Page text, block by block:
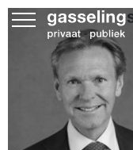
Skip
content